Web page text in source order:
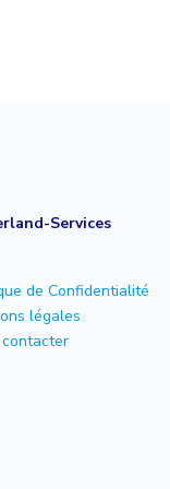
Services
de Confidentialité
légales